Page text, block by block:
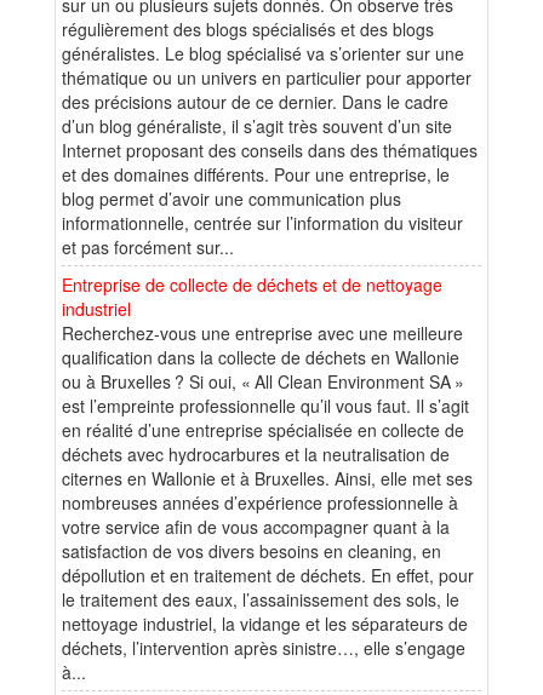
régulièrement des blogs spécialisés et des blogs
généralistes. Le blog spécialisé va s’orienter sur une
thématique ou un univers en particulier pour apporter
des précisions autour de ce dernier. Dans le cadre
d’un blog généraliste, il s’agit très souvent d’un site
Internet proposant des conseils dans des thématiques
et des domaines différents. Pour une entreprise, le
blog permet d’avoir une communication plus
informationnelle, centrée sur l’information du visiteur
et pas forcément sur...
Entreprise de collecte de déchets et de nettoyage
industriel
Recherchez-vous une entreprise avec une meilleure
qualification dans la collecte de déchets en Wallonie
ou à Bruxelles ? Si oui, « All Clean Environment SA »
est l’empreinte professionnelle qu’il vous faut. Il s’agit
en réalité d’une entreprise spécialisée en collecte de
déchets avec hydrocarbures et la neutralisation de
citernes en Wallonie et à Bruxelles. Ainsi, elle met ses
nombreuses années d’expérience professionnelle à
votre service afin de vous accompagner quant à la
satisfaction de vos divers besoins en cleaning, en
dépollution et en traitement de déchets. En effet, pour
le traitement des eaux, l’assainissement des sols, le
nettoyage industriel, la vidange et les séparateurs de
déchets, l’intervention après sinistre…, elle s’engage
à...